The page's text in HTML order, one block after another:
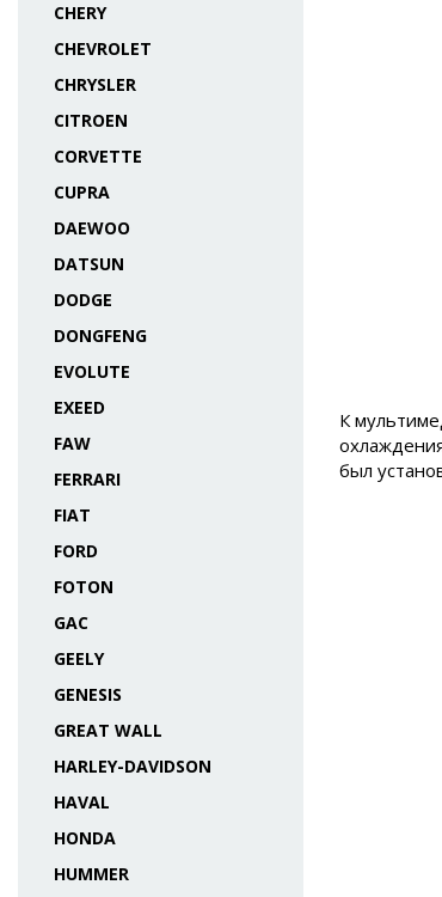
CHERY
CHEVROLET
CHRYSLER
CITROEN
CORVETTE
CUPRA
DAEWOO
DATSUN
DODGE
DONGFENG
EVOLUTE
EXEED
FAW
FERRARI
FIAT
FORD
FOTON
GAC
GEELY
GENESIS
GREAT WALL
HARLEY-DAVIDSON
HAVAL
HONDA
HUMMER
К
был